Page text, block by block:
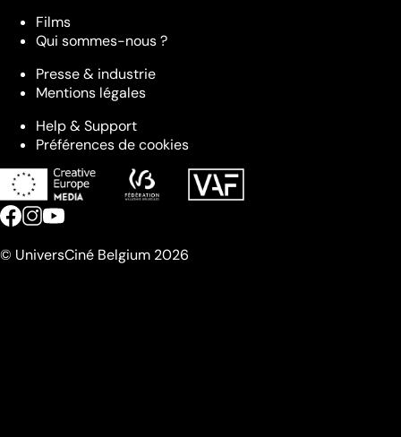
Films
Qui sommes-nous ?
Presse & industrie
Mentions légales
Help & Support
Préférences de cookies
© UniversCiné Belgium 2026